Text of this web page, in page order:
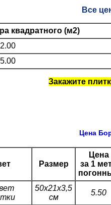
Все
квадратного (м2)
Закажите
Цена
Размер
Цена
за 1
50х21х3,5
см
5.50